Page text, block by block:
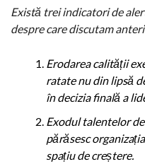
Există trei indicatori de
despre care discutam
Erodarea calității
ratate nu din lipsă
în decizia finală a
Exodul talentelor
părăsesc
spațiu de creștere.